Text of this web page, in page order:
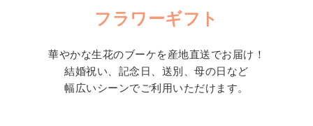
フラワーギフト
華やかな生花のブーケを産地直送でお届け！
結婚祝い、記念日、送別、母の日など
幅広いシーンでご利用いただけます。